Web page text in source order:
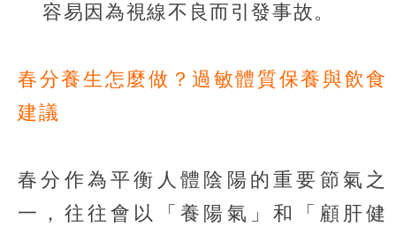
容易因為視線不良而引發事故。
春分養生怎麼做？過敏體質保養與飲食
建議
春分作為平衡人體陰陽的重要節氣之
一，往往會以「養陽氣」和「顧肝健